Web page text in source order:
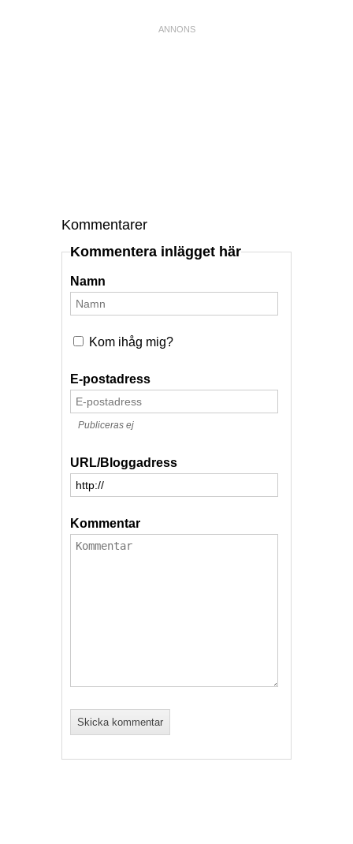
Kommentarer
Kommentera inlägget här
Namn
Kom ihåg mig?
E-postadress
Publiceras ej
URL/Bloggadress
Kommentar